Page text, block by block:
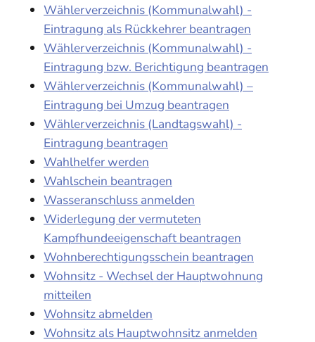
Wählerverzeichnis (Kommunalwahl) -
Eintragung als Rückkehrer beantragen
Wählerverzeichnis (Kommunalwahl) -
Eintragung bzw. Berichtigung beantragen
Wählerverzeichnis (Kommunalwahl) –
Eintragung bei Umzug beantragen
Wählerverzeichnis (Landtagswahl) -
Eintragung beantragen
Wahlhelfer werden
Wahlschein beantragen
Wasseranschluss anmelden
Widerlegung der vermuteten
Kampfhundeeigenschaft beantragen
Wohnberechtigungsschein beantragen
Wohnsitz - Wechsel der Hauptwohnung
mitteilen
Wohnsitz abmelden
Wohnsitz als Hauptwohnsitz anmelden